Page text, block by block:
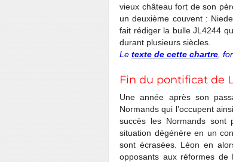
vieux château fort de son
un deuxième couvent :
fait rédiger la bulle JL4244
durant plusieurs siècles.
Le texte de cette chartre ,
Fin du pontificat de
Une année après son
Normands qui l’occupent
succès les Normands sont
situation dégénère en un
sont écrasées. Léon en
opposants aux réformes